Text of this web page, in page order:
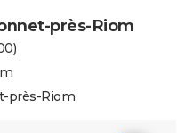
près-Riom
près-Riom